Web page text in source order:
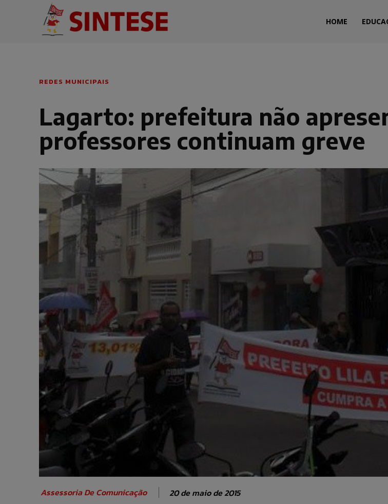
HOME
REDES MUNICIPAIS
Lagarto: prefeitura não
professores continuam greve
Assessoria De Comunicação 20 de maio de 2015